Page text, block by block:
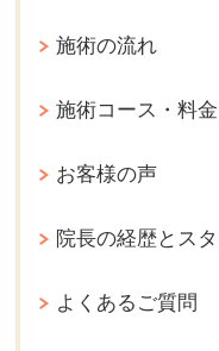
施術の流れ
施術コース・料金
お客様の声
院長の経歴とス
よくあるご質問